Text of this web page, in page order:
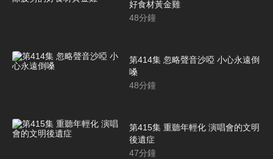
好食材黃金雞
48分鐘
第414集 忽略聲音沙啞 小心永遠倒
嗓
48分鐘
第415集 重聽年輕化 演唱會的文明
後遺症
47分鐘